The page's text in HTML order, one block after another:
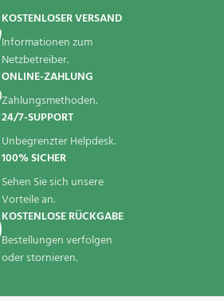
KOSTENLOSER VERSAND
Informationen zum
Netzbetreiber.
ONLINE-ZAHLUNG
Zahlungsmethoden.
24/7-SUPPORT
Unbegrenzter Helpdesk.
100% SICHER
Sehen Sie sich unsere
Vorteile an.
KOSTENLOSE RÜCKGABE
Bestellungen verfolgen
oder stornieren.